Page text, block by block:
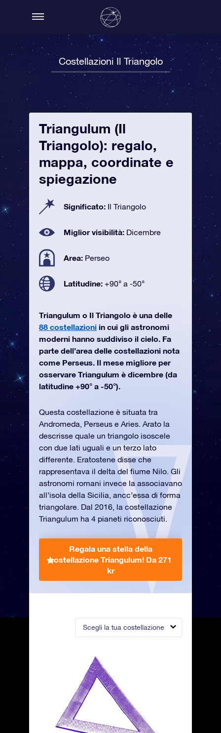
Costellazioni Il Triangolo
Scegli la tua costellazione
Triangulum (Il
Triangolo): regalo,
mappa, coordinate e
spiegazione
Significato: Il Triangolo
Miglior visibilità: Dicembre
Area: Perseo
Latitudine: +90° a -50°
Triangulum o Il Triangolo è una delle
88 costellazioni in cui gli astronomi
moderni hanno suddiviso il cielo. Fa
parte dell’area delle costellazioni nota
come Perseus. Il mese migliore per
osservare Triangulum è dicembre (da
latitudine +90° a -50°).
Questa costellazione è situata tra
Andromeda, Perseus e Aries. Arato la
descrisse quale un triangolo isoscele
con due lati uguali e un terzo lato
differente. Eratostene disse che
rappresentava il delta del fiume Nilo. Gli
astronomi romani invece la associavano
all’isola della Sicilia, ancc’essa di forma
triangolare. Dal 2016, la costellazione
Triangulum ha 4 pianeti riconosciuti.
Regala una stella della
costellazione Triangulum! Da 271
kr